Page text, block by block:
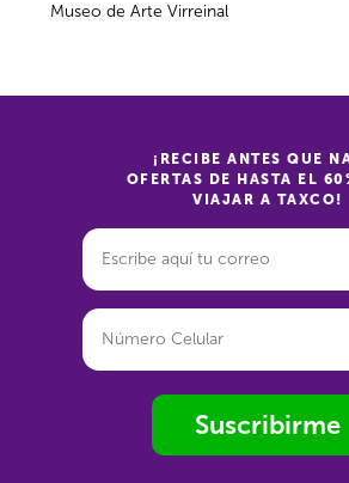
Museo de Arte Virreinal
¡RECIBE ANTES QUE
OFERTAS DE HASTA EL
VIAJAR A TAXCO!
Suscribirme